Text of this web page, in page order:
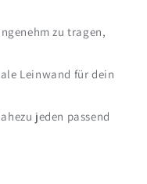
zu tragen,
Leinwand für dein
jeden passend